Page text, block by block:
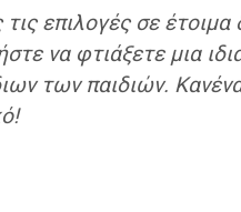
επιλογές σε
να φτιάξετε μια
των παιδιών.